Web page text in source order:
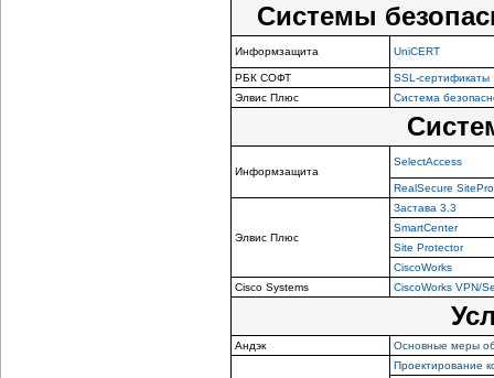
Системы
Информзащита UniCERT
РБК СОФТ
SSL-сертификаты
Элвис Плюс
Система
Информзащита
SelectAccess
RealSecure
Элвис Плюс
Застава 3.3
SmartCenter
Site Protector
CiscoWorks
Cisco Systems
CiscoWorks VPN/
Андэк Основные меры
Проектирование